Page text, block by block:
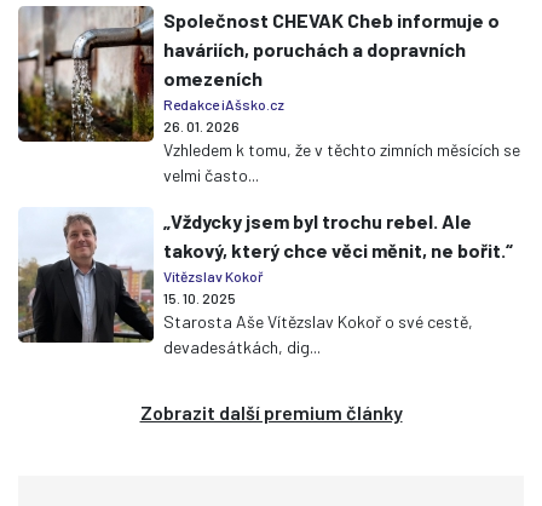
Společnost CHEVAK Cheb informuje o
haváriích, poruchách a dopravních
omezeních
Redakce iAšsko.cz
26. 01. 2026
Vzhledem k tomu, že v těchto zimních měsících se
velmi často...
„Vždycky jsem byl trochu rebel. Ale
takový, který chce věci měnit, ne bořit.“
Vítězslav Kokoř
15. 10. 2025
Starosta Aše Vítězslav Kokoř o své cestě,
devadesátkách, dig...
Zobrazit další premium články